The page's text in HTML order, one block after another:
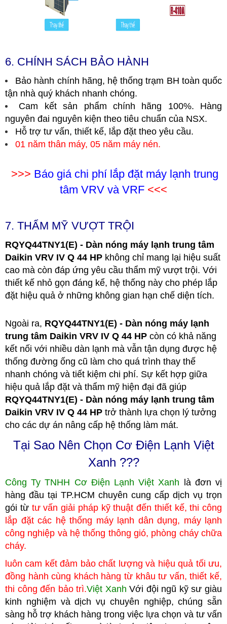
6. CHÍNH SÁCH BẢO HÀNH
Bảo hành chính hãng, hệ thống trạm BH toàn quốc
tận nhà quý khách nhanh chóng.
Cam kết sản phẩm chính hãng 100%. Hàng
nguyên đai nguyên kiện theo tiêu chuẩn của NSX.
Hỗ trợ tư vấn, thiết kế, lắp đặt theo yêu cầu.
01 năm thân máy, 05 năm máy nén.
>>> Báo giá chi phí lắp đặt máy lạnh trung
tâm VRV và VRF <<<
7. THẨM MỸ VƯỢT TRỘI
RQYQ44TNY1(E) - Dàn nóng máy lạnh trung tâm
Daikin VRV IV Q 44 HP không chỉ mang lại hiệu suất
cao mà còn đáp ứng yêu cầu thẩm mỹ vượt trội. Với
thiết kế nhỏ gọn đáng kể, hệ thống này cho phép lắp
đặt hiệu quả ở những không gian hạn chế diện tích.
Ngoài ra, RQYQ44TNY1(E) - Dàn nóng máy lạnh
trung tâm Daikin VRV IV Q 44 HP còn có khả năng
kết nối với nhiều dàn lạnh mà vẫn tận dụng được hệ
thống đường ống cũ làm cho quá trình thay thế
nhanh chóng và tiết kiệm chi phí. Sự kết hợp giữa
hiệu quả lắp đặt và thẩm mỹ hiện đại đã giúp
RQYQ44TNY1(E) - Dàn nóng máy lạnh trung tâm
Daikin VRV IV Q 44 HP trở thành lựa chọn lý tưởng
cho các dự án nâng cấp hệ thống làm mát.
Tại Sao Nên Chọn Cơ Điện Lạnh Việt
Xanh ???
Công Ty TNHH Cơ Điện Lạnh Việt Xanh là đơn vị
hàng đầu tại TP.HCM chuyên cung cấp dịch vụ trọn
gói từ tư vấn giải pháp kỹ thuật đến thiết kế, thi công
lắp đặt các hệ thống máy lạnh dân dụng, máy lạnh
công nghiệp và hệ thống thông gió, phòng cháy chữa
cháy.
luôn cam kết đảm bảo chất lượng và hiệu quả tối ưu,
đồng hành cùng khách hàng từ khâu tư vấn, thiết kế,
thi công đến bảo trì.Việt Xanh Với đội ngũ kỹ sư giàu
kinh nghiệm và dịch vụ chuyên nghiệp, chúng sẵn
sàng hỗ trợ khách hàng trong việc lựa chọn và tư vấn